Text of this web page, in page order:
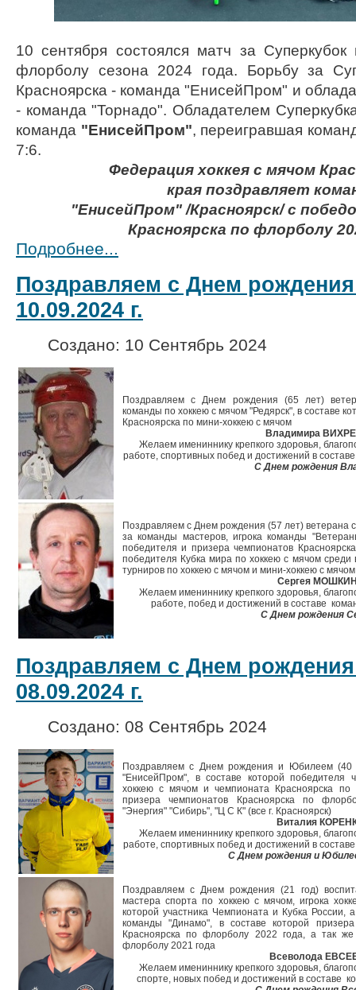
10 сентября состоялся матч за Суперкубок
флорболу сезона 2024 года. Борьбу за
Красноярска - команда "ЕнисейПром" и
- команда "Торнадо". Обладателем
команда "ЕнисейПром", переигравшая
7:6.
Федерация хоккея с мячом
края поздравляет
"ЕнисейПром" /Красноярск/с
Красноярска по флорболу
Подробнее...
Поздравляем с Днем
10.09.2024 г.
Создано: 10 Сентябрь 2024
Поздравляем с Днем рождения (65 лет)
команды по хоккею с мячом "Редярск", в составе
Красноярска по мини-хоккею с мячом
Владимира
Желаем имениннику крепкого здоровья,
работе, спортивных побед и достижений в
С Днем рождения
Поздравляем с Днем рождения (57 лет) ветерана
за команды мастеров, игрока команды
победителя и призера чемпионатов
победителя Кубка мира по хоккею с мячом среди
турниров по хоккею с мячом и мини-хоккею с мячом
Сергея
Желаем имениннику крепкого здоровья,
работе, побед и достижений в составе
С Днем рождения
Поздравляем с Днем
08.09.2024 г.
Создано: 08 Сентябрь 2024
Поздравляем с Днем рождения и Юбилеем (40
"ЕнисейПром", в составе которой победителя
хоккею с мячом и чемпионата Красноярска
призера чемпионатов Красноярска по
"Энергия" "Сибирь", "Ц С К" (все г. Красноярск)
Виталия
Желаем имениннику крепкого здоровья,
работе, спортивных побед и достижений в
С Днем рождения и
Поздравляем с Днем рождения (21 год)
мастера спорта по хоккею с мячом, игрока
которой участника Чемпионата и Кубка России,
команды "Динамо", в составе которой
Красноярска по флорболу 2022 года, а так
флорболу 2021 года
Всеволода
Желаем имениннику крепкого здоровья,
спорте, новых побед и достижений в составе